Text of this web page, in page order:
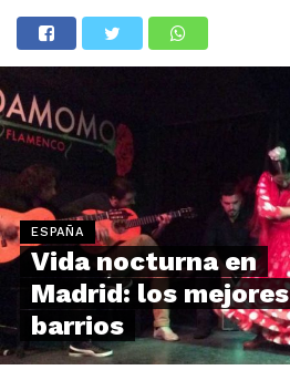
ESPAÑA
Vida nocturna en
Madrid: los mejores
barrios